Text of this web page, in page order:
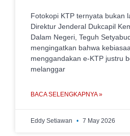
Fotokopi KTP ternyata bukan
Direktur Jenderal Dukcapil
Dalam Negeri, Teguh
mengingatkan bahwa
menggandakan e-KTP justru
melanggar
BACA SELENGKAPNYA »
Eddy Setiawan 7 May 2026